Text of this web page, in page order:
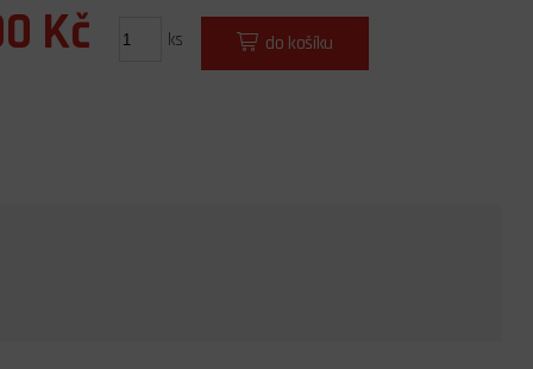
Kč ks do košíku